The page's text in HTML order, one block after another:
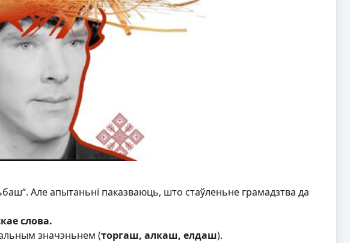
Але апытаньні паказваюць, што стаўленьне грамадзтва да
слова.
значэньнем (торгаш, алкаш, елдаш).